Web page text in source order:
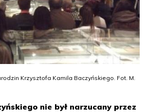
Krzysztofa Kamila Baczyńskiego. Fot. M.
nie był narzucany przez